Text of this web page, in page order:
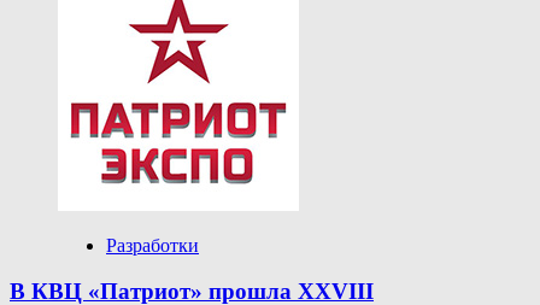
Компания
SpaceX
готовится
запустить
в
новый
тестовый
полет
самую
мире
Разработки
В КВЦ «Патриот» прошла XXVIII